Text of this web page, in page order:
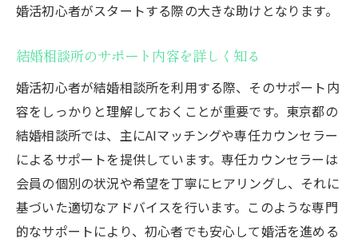
婚活初心者がスタートする際の大きな助けとなります。
結婚相談所のサポート内容を詳しく知る
婚活初心者が結婚相談所を利用する際、そのサポート内
容をしっかりと理解しておくことが重要です。東京都の
結婚相談所では、主にAIマッチングや専任カウンセラー
によるサポートを提供しています。専任カウンセラーは
会員の個別の状況や希望を丁寧にヒアリングし、それに
基づいた適切なアドバイスを行います。このような専門
的なサポートにより、初心者でも安心して婚活を進める